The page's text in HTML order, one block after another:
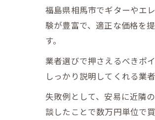
福島県相馬市でギターやエ
験が豊富で、適正な価格を
す。
業者選びで押さえるべきポ
しっかり説明してくれる業
失敗例として、安易に近隣
談したことで数万円単位で